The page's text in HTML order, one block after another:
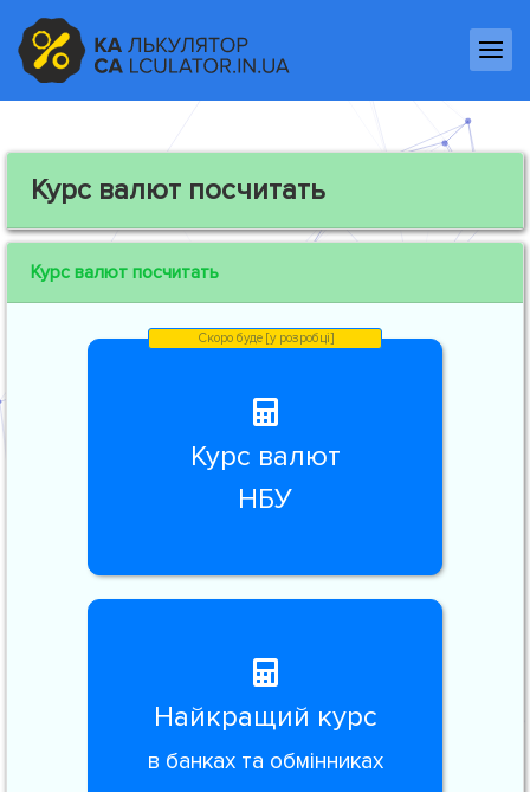
Курс валют посчитать
Курс валют посчитать
Курс валют
НБУ
Найкращий курс
в банках та обмінниках